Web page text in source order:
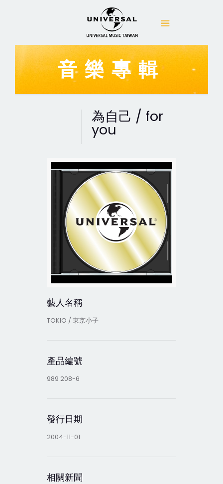
音樂專輯
為自己 / for
you
藝人名稱
TOKIO / 東京小子
產品編號
989 208-6
發行日期
2004-11-01
相關新聞